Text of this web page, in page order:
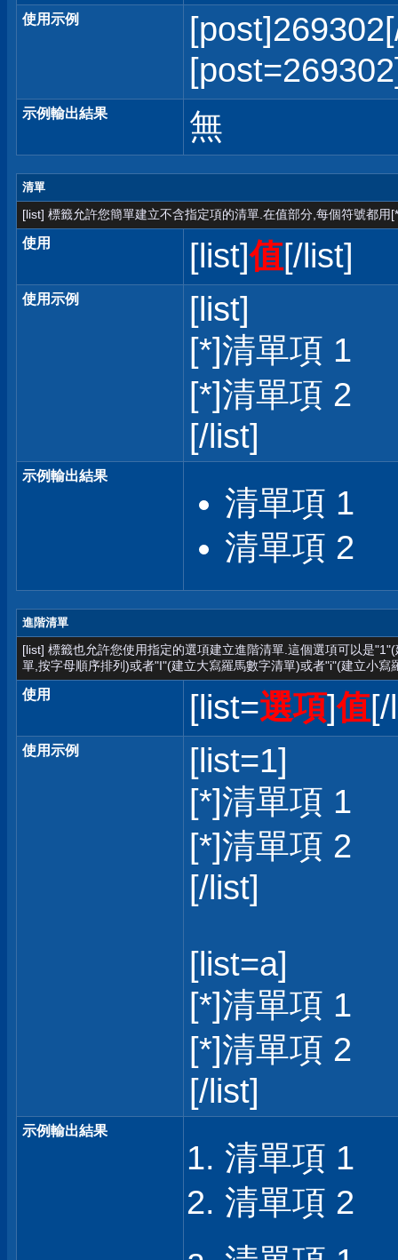
使用示例
示例輸出結果 無
清單
[list] 標籤允許您簡單建立不含指定項的清單.在值部分,每個符號都用
使用 [list]值[/list]
使用示例
[list]
[*]清單項 1
[*]清單項 2
[/list]
示例輸出結果
清單項 1
清單項 2
進階清單
[list] 標籤也允許您使用指定的選項建立進階清單.這個選項可以是
單,按字母順序排列)或者"I"(建立大寫羅馬數字清單)或者"i"(建立小寫
使用 [list=選項]值
使用示例
[list=1]
[*]清單項 1
[*]清單項 2
[/list]
[list=a]
[*]清單項 1
[*]清單項 2
[/list]
示例輸出結果
清單項 1
清單項 2